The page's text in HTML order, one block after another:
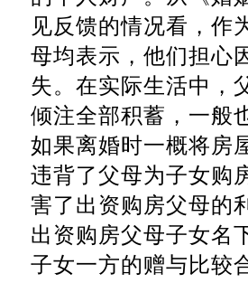
见反馈的情况看，作
母均表示，他们担心
失。在实际生活中，
倾注全部积蓄，一般
如果离婚时一概将房
违背了父母为子女购
害了出资购房父母的
出资购房父母子女名
子女一方的赠与比较